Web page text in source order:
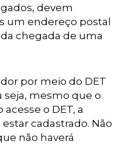
devem
um endereço postal
chegada de uma
por meio do DET
seja, mesmo que o
o DET, a
cadastrado. Não
não haverá